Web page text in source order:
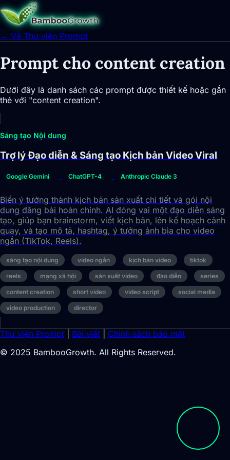
← Về Thư viện Prompt
Prompt cho content creation
Dưới đây là danh sách các prompt được thiết kế hoặc gắn
thẻ với "content creation".
Sáng tạo Nội dung
Trợ lý Đạo diễn & Sáng tạo Kịch bản Video Viral
Google Gemini ChatGPT-4 Anthropic Claude 3
Biến ý tưởng thành kịch bản sản xuất chi tiết và gói nội
dung đăng bài hoàn chỉnh. AI đóng vai một đạo diễn sáng
tạo, giúp bạn brainstorm, viết kịch bản, lên kế hoạch cảnh
quay, và tạo mô tả, hashtag, ý tưởng ảnh bìa cho video
ngắn (TikTok, Reels).
sáng tạo nội dung video ngắn kịch bản video tiktok
reels mạng xã hội sản xuất video đạo diễn series
content creation short video video script social media
video production director
Thư viện Prompt Bài viết
Chính sách bảo mật
© 2025 BambooGrowth. All Rights Reserved.